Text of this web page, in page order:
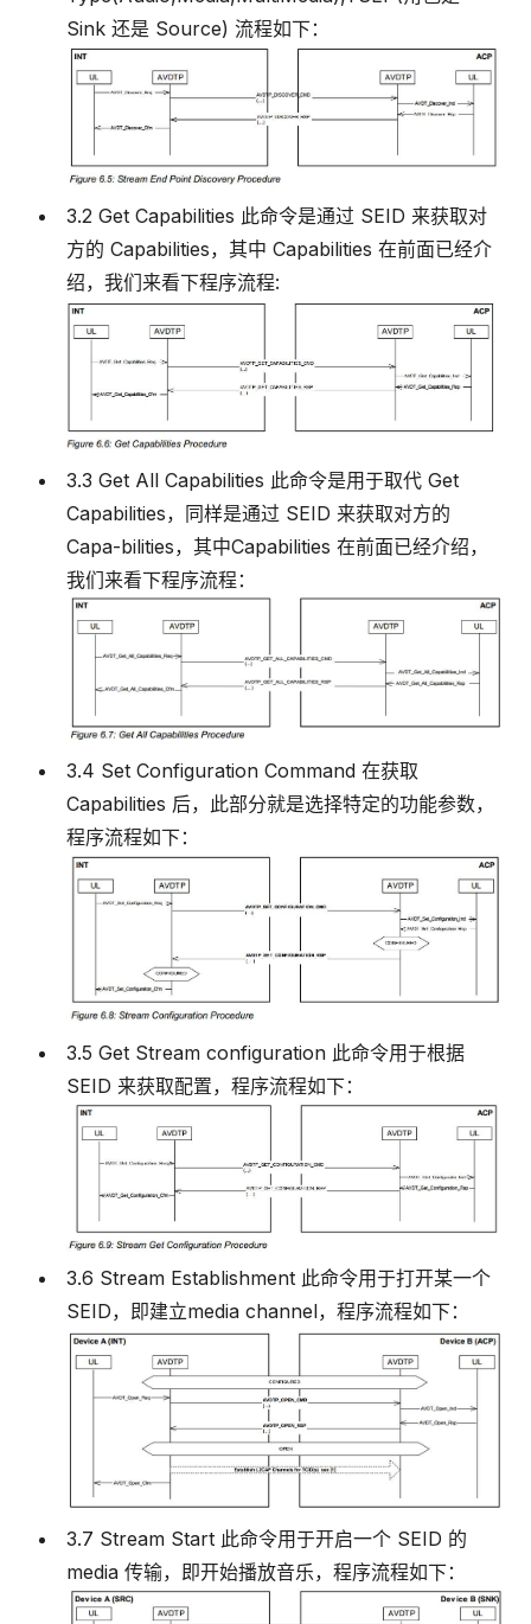
Sink 还是 Source) 流程如下：
3.2 Get Capabilities 此命令是通过 SEID 来获取对
方的 Capabilities，其中 Capabilities 在前面已经介
绍，我们来看下程序流程:
3.3 Get All Capabilities 此命令是用于取代 Get
Capabilities，同样是通过 SEID 来获取对方的
Capa-bilities，其中Capabilities 在前面已经介绍，
我们来看下程序流程：
3.4 Set Configuration Command 在获取
Capabilities 后，此部分就是选择特定的功能参数，
程序流程如下：
3.5 Get Stream configuration 此命令用于根据
SEID 来获取配置，程序流程如下：
3.6 Stream Establishment 此命令用于打开某一个
SEID，即建立media channel，程序流程如下：
3.7 Stream Start 此命令用于开启一个 SEID 的
media 传输，即开始播放音乐，程序流程如下：